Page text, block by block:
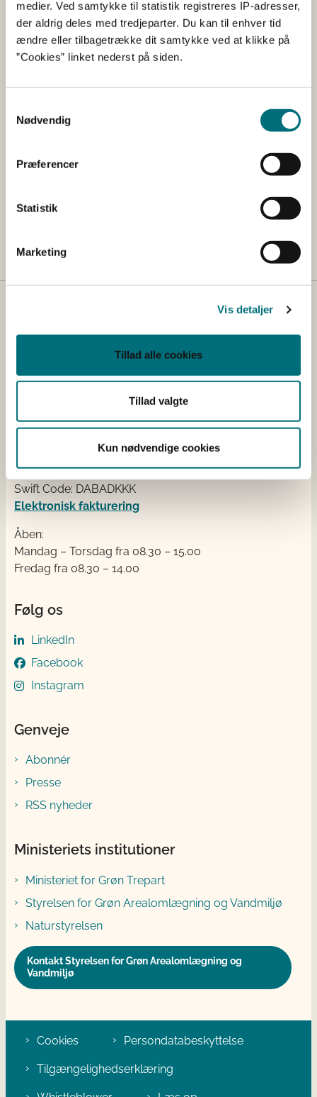
medier. Ved samtykke til statistik registreres IP-adresser,
der aldrig deles med tredjeparter. Du kan til enhver tid
ændre eller tilbagetrække dit samtykke ved at klikke på
”Cookies” linket nederst på siden.
Nødvendig
Præferencer
Statistik
Marketing
Vis detaljer
Tillad alle cookies
Tillad valgte
Kun nødvendige cookies
Eventuelle spørgsmål til ordningen kan rettes
Styrelsen for Grøn Arealomlægning og Vandmiljø
1780 København V
IBAN nr.: DK3302164069167470
Swift Code: DABADKKK
Elektronisk fakturering
Åben:
Mandag – Torsdag fra 08.30 – 15.00
Fredag fra 08.30 – 14.00
Følg os
LinkedIn
Facebook
Instagram
Genveje
Abonnér
Presse
RSS nyheder
Ministeriets institutioner
Ministeriet for Grøn Trepart
Styrelsen for Grøn Arealomlægning og Vandmiljø
Naturstyrelsen
Kontakt Styrelsen for Grøn Arealomlægning og
Vandmiljø
Cookies Persondatabeskyttelse
Tilgængelighedserklæring